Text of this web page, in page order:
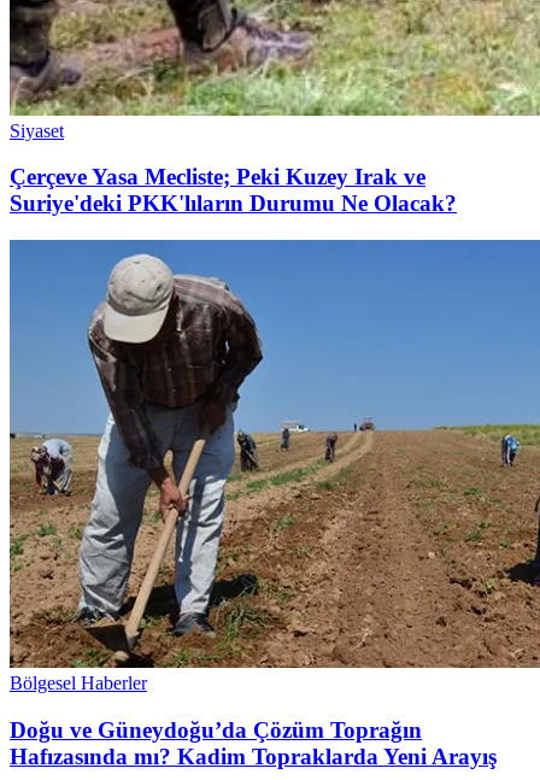
Siyaset
Çerçeve Yasa Mecliste; Peki Kuzey Irak ve
Suriye'deki PKK'lıların Durumu Ne Olacak?
Bölgesel Haberler
Doğu ve Güneydoğu’da Çözüm Toprağın
Hafızasında mı? Kadim Topraklarda Yeni Arayış